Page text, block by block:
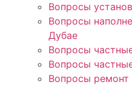
Вопросы
Вопросы
Дубае
Вопросы
Вопросы
Вопросы ремонт